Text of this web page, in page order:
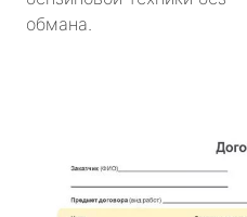
обмана.